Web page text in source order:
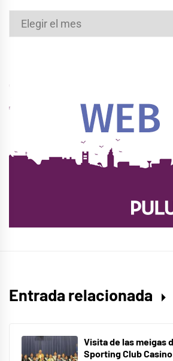
Archivos
Entrada relacionada
Visita de las meigas
Sporting Club